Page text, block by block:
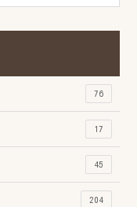
76
17
45
204